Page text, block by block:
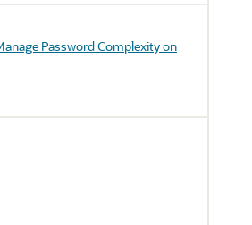
Password Complexity on